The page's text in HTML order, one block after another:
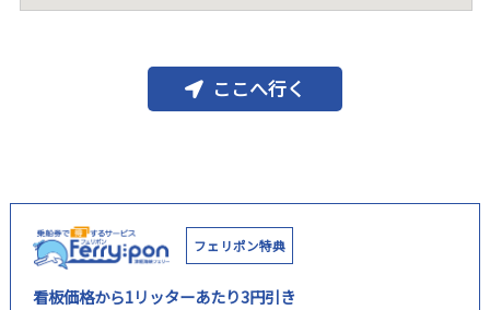
ここへ行く
フェリポン特典
看板価格から1リッターあたり3円引き